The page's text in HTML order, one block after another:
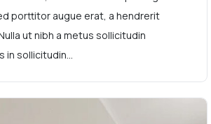
porttitor augue erat, a hendrerit
ut nibh a metus sollicitudin
in sollicitudin...